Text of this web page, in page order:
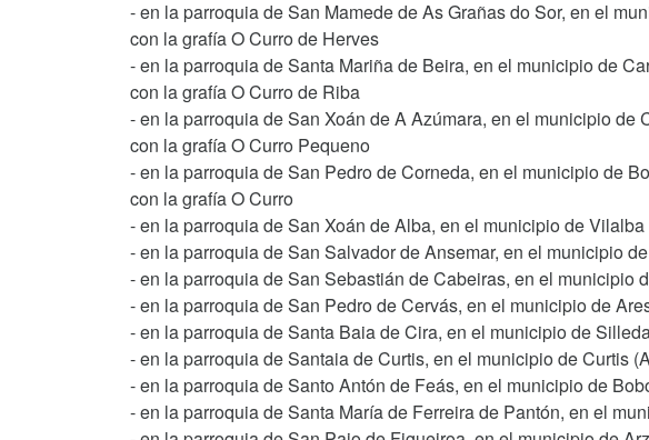
- en la parroquia de San Mamede de As Grañas do Sor, en el
con la grafía O Curro de Herves
- en la parroquia de Santa Mariña de Beira, en el municipio de
con la grafía O Curro de Riba
- en la parroquia de San Xoán de A Azúmara, en el municipio de
con la grafía O Curro Pequeno
- en la parroquia de San Pedro de Corneda, en el municipio de
con la grafía O Curro
- en la parroquia de San Xoán de Alba, en el municipio de Vilalba
- en la parroquia de San Salvador de Ansemar, en el municipio
- en la parroquia de San Sebastián de Cabeiras, en el municipio
- en la parroquia de San Pedro de Cervás, en el municipio de
- en la parroquia de Santa Baia de Cira, en el municipio de
- en la parroquia de Santaia de Curtis, en el municipio de Curtis
- en la parroquia de Santo Antón de Feás, en el municipio de
- en la parroquia de Santa María de Ferreira de Pantón, en el